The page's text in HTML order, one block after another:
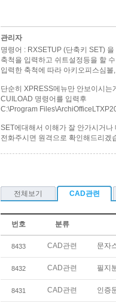
관리자
명령어 : RXSETUP (단축키 SET) 을
축척을 입력하고 쉬트설정등을 할
입력한 축척에 따라 아키오피스심
단순히 XPRESS메뉴만 안보이시는
CUILOAD 명령어를 입력후
C:\Program
SET에대해서 이해가 잘 안가시거나
전화주시면 원격으로 확인해드리겠
전체보기 CAD관련
번호 분류
8433 CAD관련 문자
8432 CAD관련 필지
8431 CAD관련 인증